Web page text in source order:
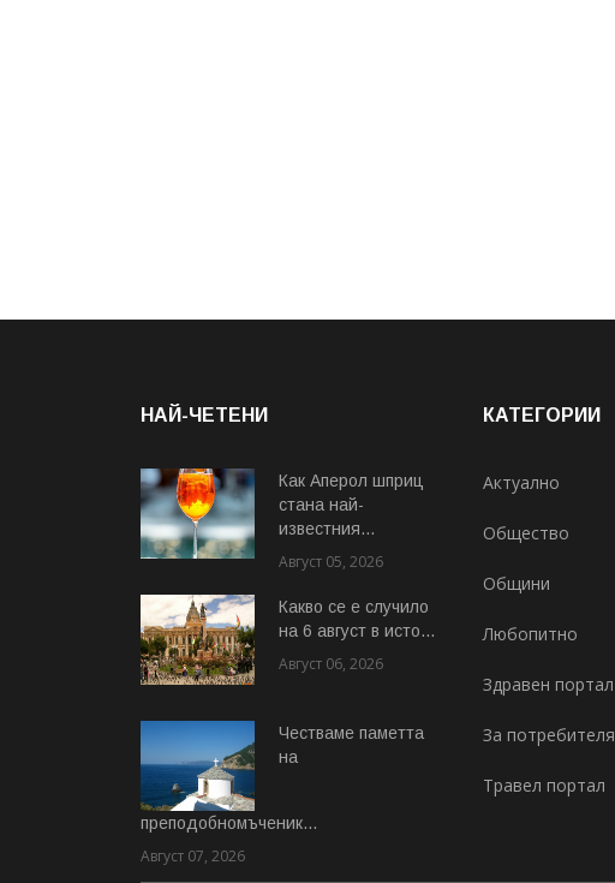
НАЙ-ЧЕТЕНИ
Как Аперол шприц
стана най-
известния...
Август 05, 2026
Какво се е случило
на 6 август в исто...
Август 06, 2026
Честваме паметта
на
преподобномъченик...
Август 07, 2026
КАТЕГОРИИ
Актуално
Общество
Общини
Любопитно
Здравен портал
За потребителя
Травел портал